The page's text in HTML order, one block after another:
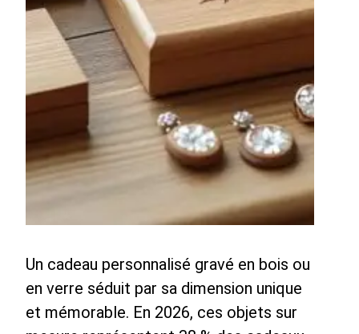
Un cadeau personnalisé gravé en bois ou
en verre séduit par sa dimension unique
et mémorable. En 2026, ces objets sur